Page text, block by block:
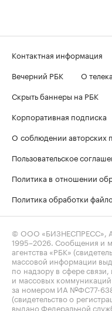
Контактная информация
Вечерний РБК
О
Скрыть баннеры на РБК
Корпоративная подписка
О соблюдении авторских
Пользовательское
Политика в отношении
Политика обработки
© ООО «БИЗНЕСПРЕСС»,
1995–2026 . Сообщения и
агентства «РБК»
массовой информации
по надзору в сфере
и массовых
за номером ИА №ФС77-
(свидетельство о
выдано Федеральной